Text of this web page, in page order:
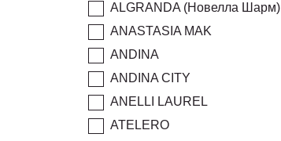
ALGRANDA (Новелла Шарм)
ANASTASIA MAK
ANDINA
ANDINA CITY
ANELLI LAUREL
ATELERO